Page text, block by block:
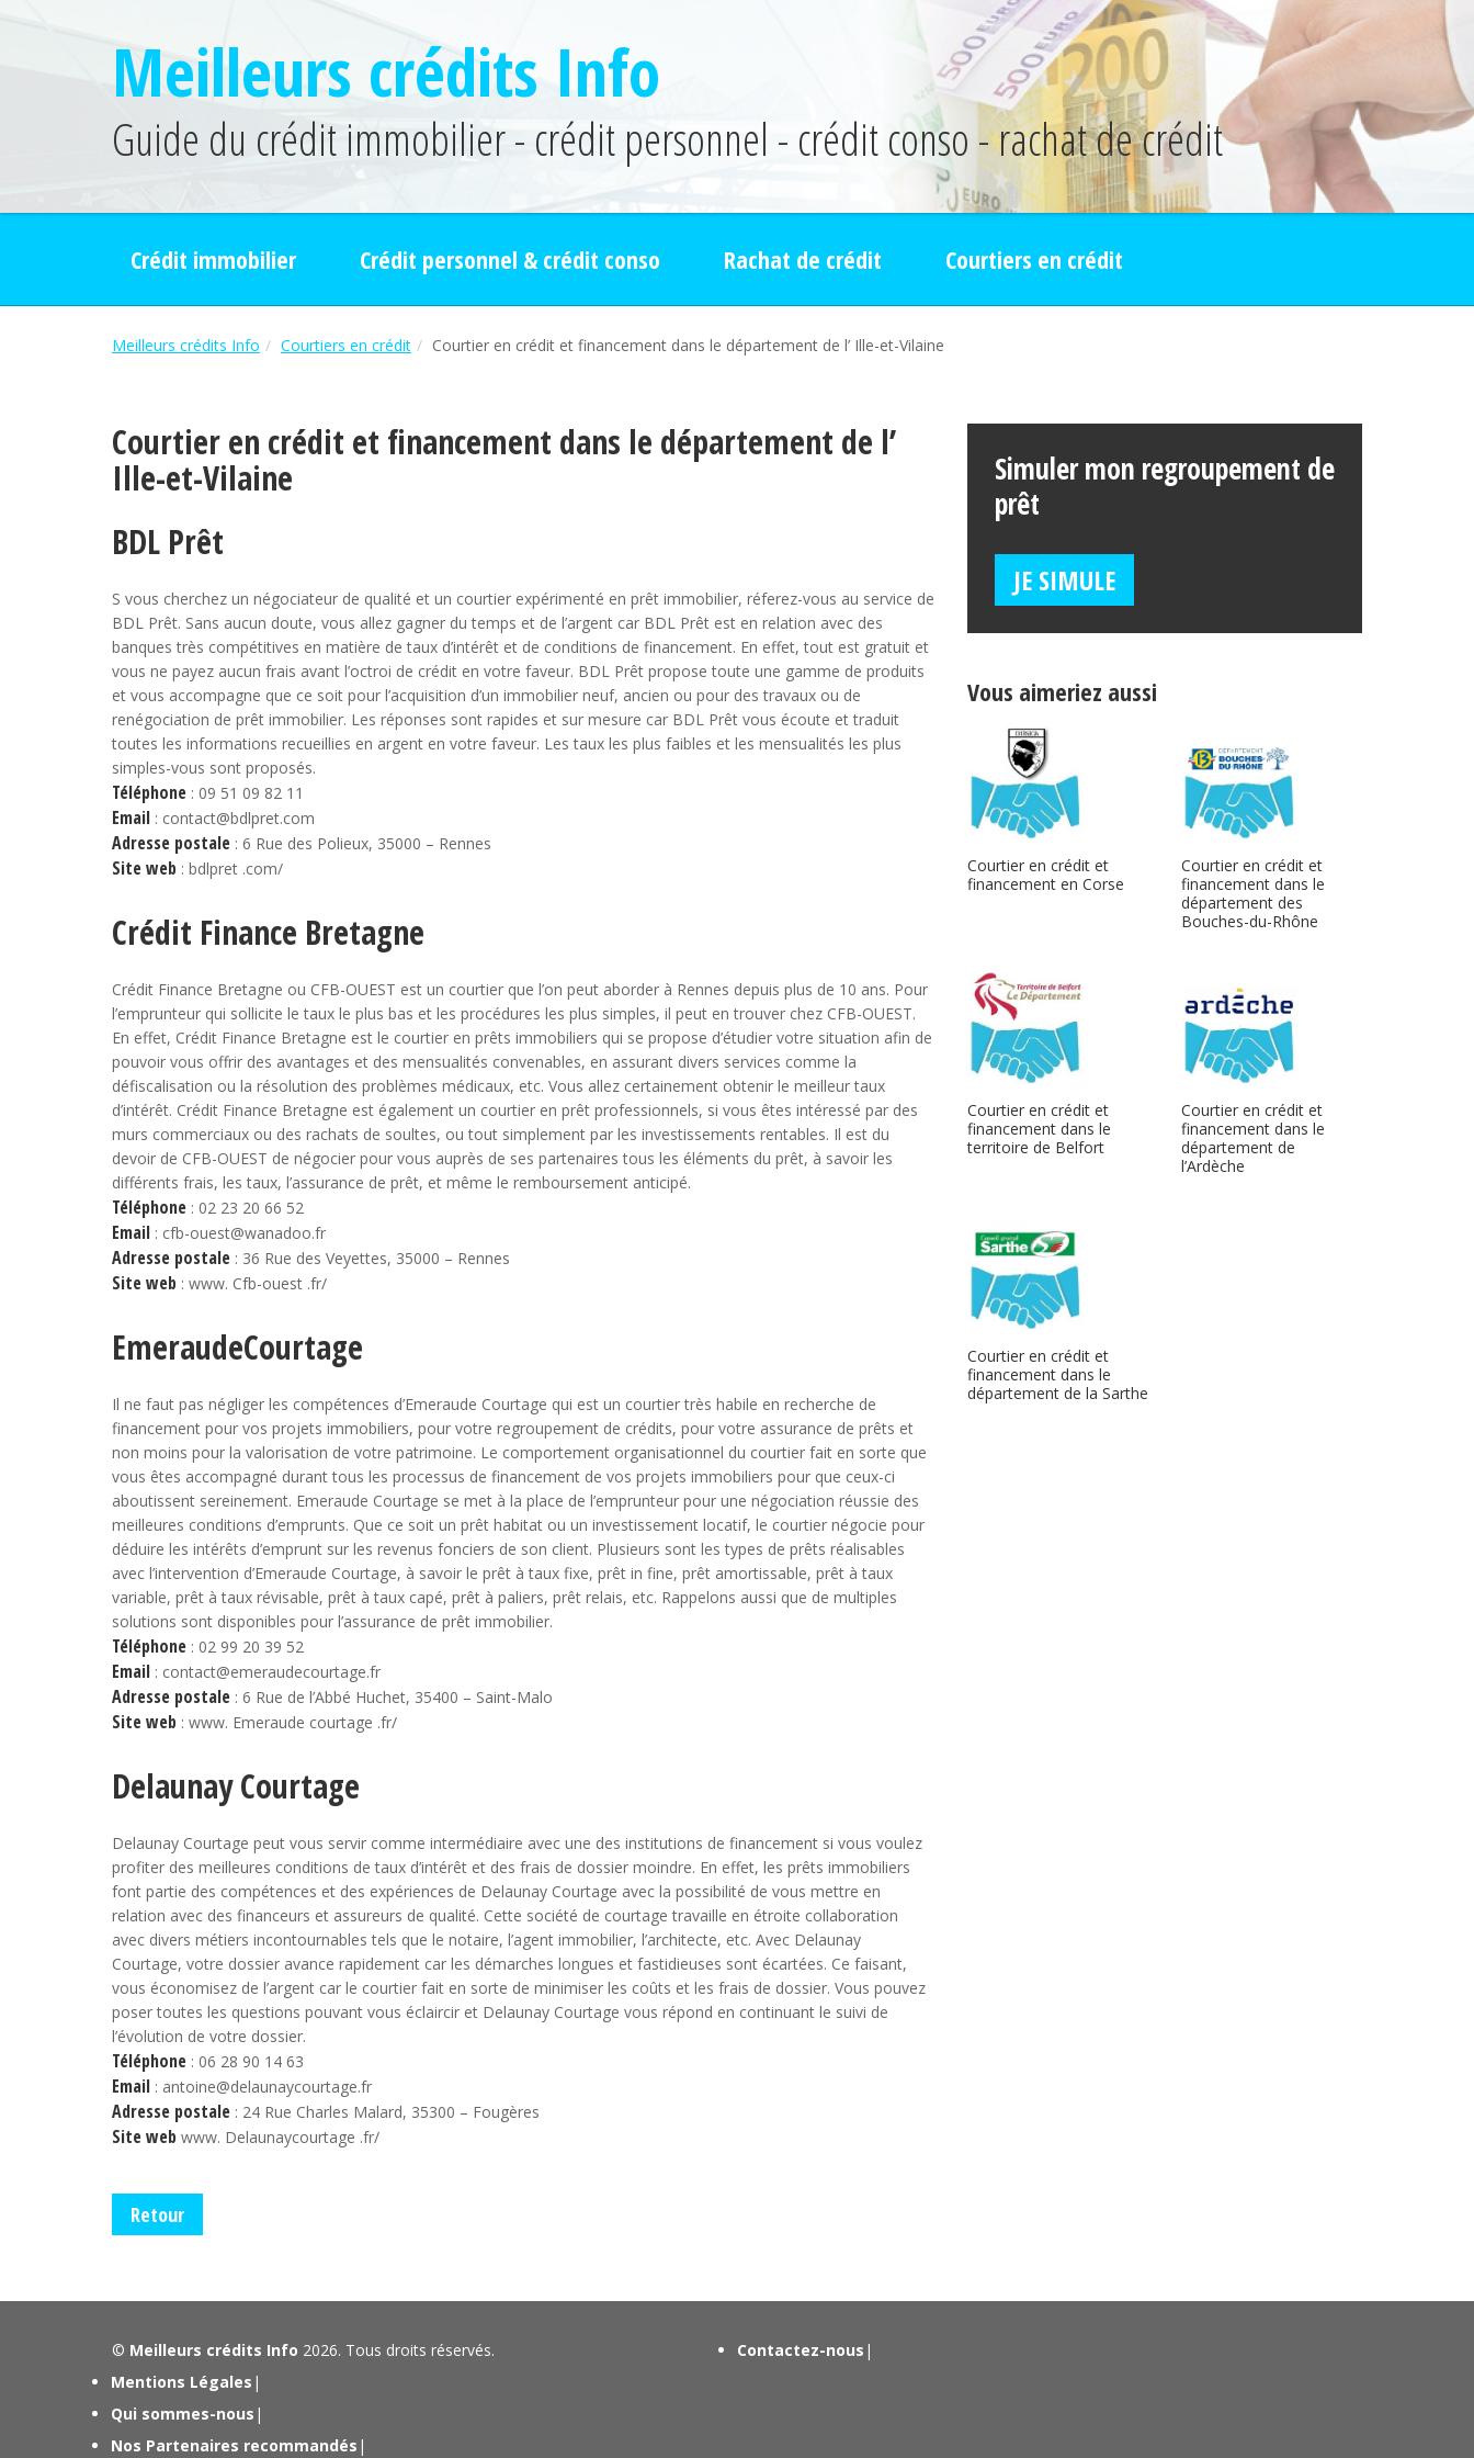
Meilleurs crédits Info
Guide du crédit immobilier - crédit personnel - crédit conso - rachat de crédit
Crédit immobilier Crédit personnel & crédit conso Rachat de crédit Courtiers en crédit
Meilleurs crédits Info Courtiers en crédit Courtier en crédit et financement dans le département de l’ Ille-et-Vilaine
Courtier en crédit et financement dans le département de l’
Ille-et-Vilaine
BDL Prêt
S vous cherchez un négociateur de qualité et un courtier expérimenté en prêt immobilier, réferez-vous au service de
BDL Prêt. Sans aucun doute, vous allez gagner du temps et de l’argent car BDL Prêt est en relation avec des
banques très compétitives en matière de taux d’intérêt et de conditions de financement. En effet, tout est gratuit et
vous ne payez aucun frais avant l’octroi de crédit en votre faveur. BDL Prêt propose toute une gamme de produits
et vous accompagne que ce soit pour l’acquisition d’un immobilier neuf, ancien ou pour des travaux ou de
renégociation de prêt immobilier. Les réponses sont rapides et sur mesure car BDL Prêt vous écoute et traduit
toutes les informations recueillies en argent en votre faveur. Les taux les plus faibles et les mensualités les plus
simples-vous sont proposés.
Téléphone : 09 51 09 82 11
Email : contact@bdlpret.com
Adresse postale : 6 Rue des Polieux, 35000 – Rennes
Site web : bdlpret .com/
Crédit Finance Bretagne
Crédit Finance Bretagne ou CFB-OUEST est un courtier que l’on peut aborder à Rennes depuis plus de 10 ans. Pour
l’emprunteur qui sollicite le taux le plus bas et les procédures les plus simples, il peut en trouver chez CFB-OUEST.
En effet, Crédit Finance Bretagne est le courtier en prêts immobiliers qui se propose d’étudier votre situation afin de
pouvoir vous offrir des avantages et des mensualités convenables, en assurant divers services comme la
défiscalisation ou la résolution des problèmes médicaux, etc. Vous allez certainement obtenir le meilleur taux
d’intérêt. Crédit Finance Bretagne est également un courtier en prêt professionnels, si vous êtes intéressé par des
murs commerciaux ou des rachats de soultes, ou tout simplement par les investissements rentables. Il est du
devoir de CFB-OUEST de négocier pour vous auprès de ses partenaires tous les éléments du prêt, à savoir les
différents frais, les taux, l’assurance de prêt, et même le remboursement anticipé.
Téléphone : 02 23 20 66 52
Email : cfb-ouest@wanadoo.fr
Adresse postale : 36 Rue des Veyettes, 35000 – Rennes
Site web : www. Cfb-ouest .fr/
EmeraudeCourtage
Il ne faut pas négliger les compétences d’Emeraude Courtage qui est un courtier très habile en recherche de
financement pour vos projets immobiliers, pour votre regroupement de crédits, pour votre assurance de prêts et
non moins pour la valorisation de votre patrimoine. Le comportement organisationnel du courtier fait en sorte que
vous êtes accompagné durant tous les processus de financement de vos projets immobiliers pour que ceux-ci
aboutissent sereinement. Emeraude Courtage se met à la place de l’emprunteur pour une négociation réussie des
meilleures conditions d’emprunts. Que ce soit un prêt habitat ou un investissement locatif, le courtier négocie pour
déduire les intérêts d’emprunt sur les revenus fonciers de son client. Plusieurs sont les types de prêts réalisables
avec l’intervention d’Emeraude Courtage, à savoir le prêt à taux fixe, prêt in fine, prêt amortissable, prêt à taux
variable, prêt à taux révisable, prêt à taux capé, prêt à paliers, prêt relais, etc. Rappelons aussi que de multiples
solutions sont disponibles pour l’assurance de prêt immobilier.
Téléphone : 02 99 20 39 52
Email : contact@emeraudecourtage.fr
Adresse postale : 6 Rue de l’Abbé Huchet, 35400 – Saint-Malo
Site web : www. Emeraude courtage .fr/
Delaunay Courtage
Delaunay Courtage peut vous servir comme intermédiaire avec une des institutions de financement si vous voulez
profiter des meilleures conditions de taux d’intérêt et des frais de dossier moindre. En effet, les prêts immobiliers
font partie des compétences et des expériences de Delaunay Courtage avec la possibilité de vous mettre en
relation avec des financeurs et assureurs de qualité. Cette société de courtage travaille en étroite collaboration
avec divers métiers incontournables tels que le notaire, l’agent immobilier, l’architecte, etc. Avec Delaunay
Courtage, votre dossier avance rapidement car les démarches longues et fastidieuses sont écartées. Ce faisant,
vous économisez de l’argent car le courtier fait en sorte de minimiser les coûts et les frais de dossier. Vous pouvez
poser toutes les questions pouvant vous éclaircir et Delaunay Courtage vous répond en continuant le suivi de
l’évolution de votre dossier.
Téléphone : 06 28 90 14 63
Email : antoine@delaunaycourtage.fr
Adresse postale : 24 Rue Charles Malard, 35300 – Fougères
Site web www. Delaunaycourtage .fr/
Retour
Simuler mon regroupement de
prêt
JE SIMULE
Vous aimeriez aussi
Courtier en crédit et
financement en Corse
Courtier en crédit et
financement dans le
département des
Bouches-du-Rhône
Courtier en crédit et
financement dans le
territoire de Belfort
Courtier en crédit et
financement dans le
département de
l’Ardèche
Courtier en crédit et
financement dans le
département de la Sarthe
© Meilleurs crédits Info 2026. Tous droits réservés. Contactez-nous |
Mentions Légales |
Qui sommes-nous |
Nos Partenaires recommandés |